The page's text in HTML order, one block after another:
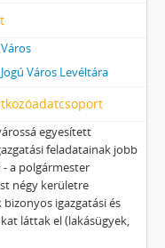
Város Levéltára
egyesített
feladatainak jobb
a polgármester
négy kerületre
igazgatási és
láttak el (lakásügyek,